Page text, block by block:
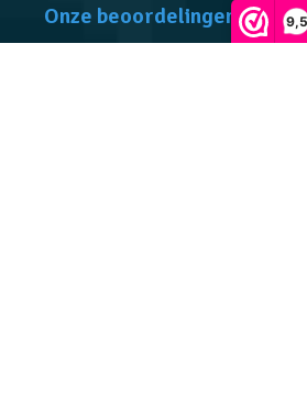
9,5
Onze beoordelingen